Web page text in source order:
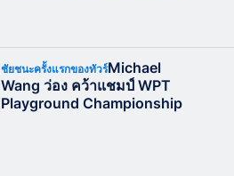
ชัยชนะครั้งแรกของทัวร์Michael
Wang ว่อง คว้าแชมป์ WPT
Playground Championship